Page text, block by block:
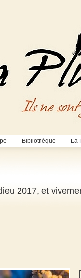
Bibliothèque La
2017, et